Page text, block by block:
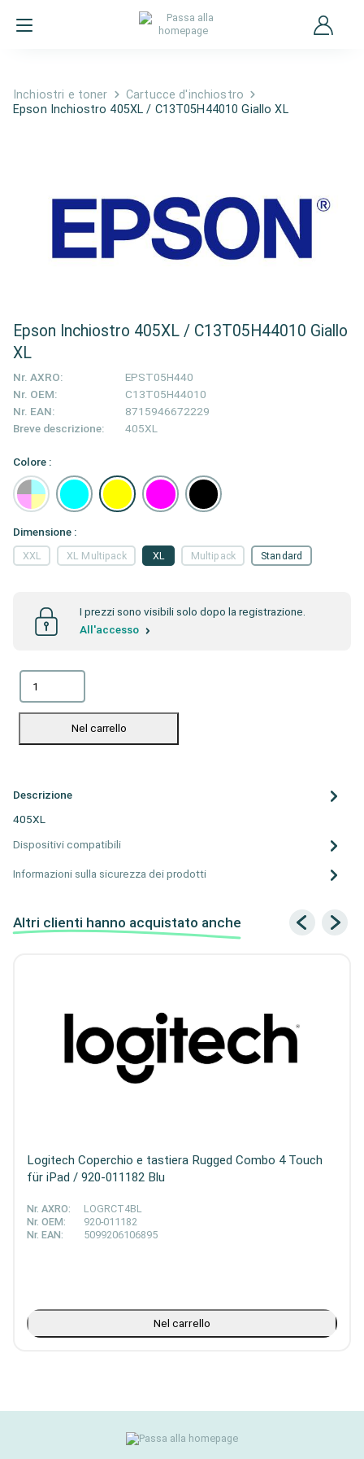
Inchiostri e toner
Cartucce d'inchiostro
Epson Inchiostro 405XL / C13T05H44010 Giallo XL
Epson Inchiostro 405XL / C13T05H44010 Giallo
XL
Nr. AXRO:
EPST05H440
Nr. OEM:
C13T05H44010
Nr. EAN:
8715946672229
Breve descrizione:
405XL
Colore :
Dimensione :
Multipack Standard
XL
XL Multipack
XXL
I prezzi sono visibili solo dopo la registrazione.
All'accesso
Nel carrello
Descrizione
405XL
Dispositivi compatibili
Informazioni sulla sicurezza dei prodotti
Altri clienti hanno acquistato anche
Logitech Coperchio e tastiera Rugged Combo 4 Touch
für iPad / 920-011182 Blu
Nr. AXRO:
LOGRCT4BL
Nr. OEM:
920-011182
Nr. EAN:
5099206106895
Nel carrello